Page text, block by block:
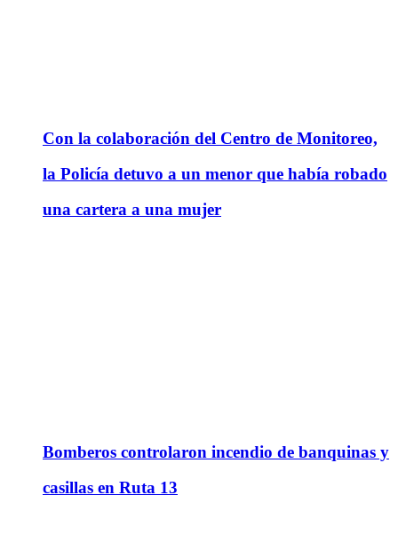
Con la colaboración del Centro de Monitoreo,
la Policía detuvo a un menor que había robado
una cartera a una mujer
Bomberos controlaron incendio de banquinas y
casillas en Ruta 13